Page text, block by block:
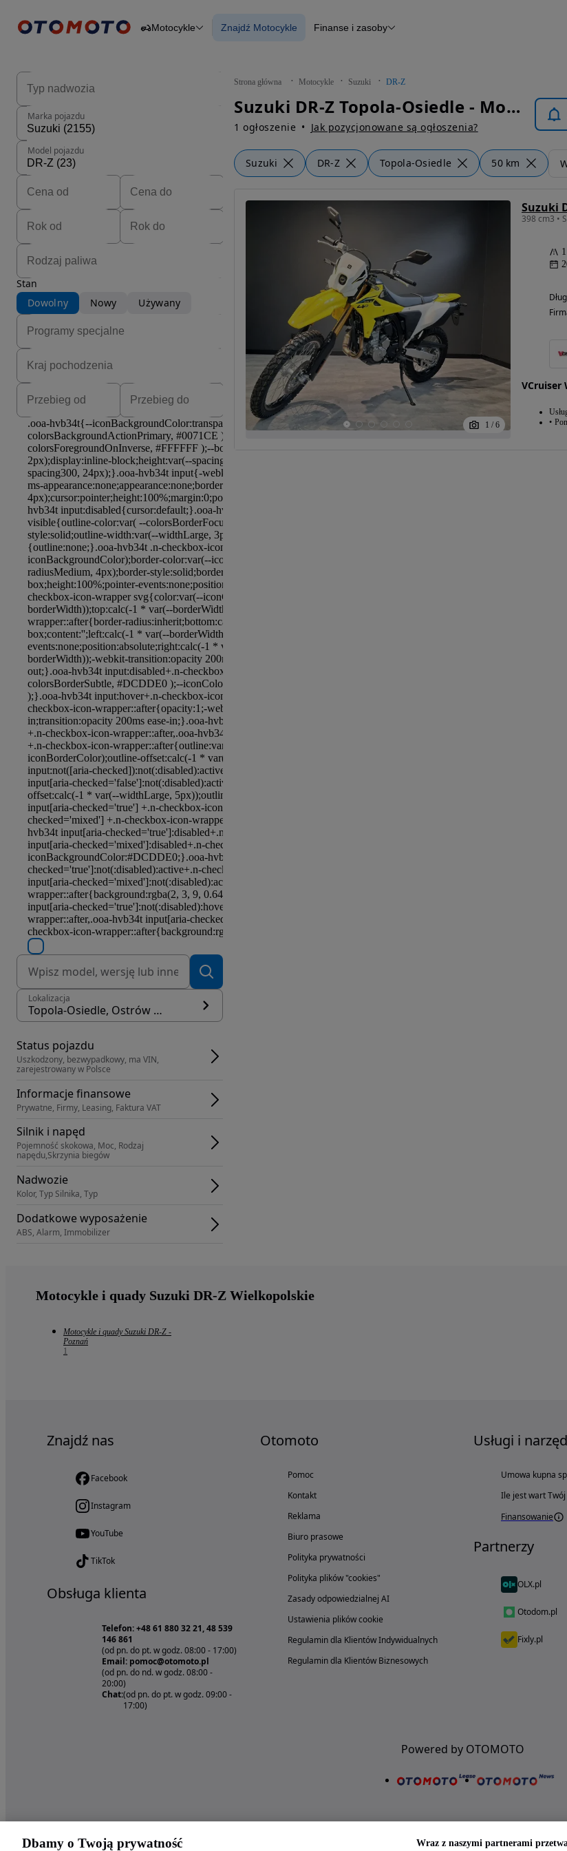
Osobowe
Motocykle Znajdź Motocykle Finanse i zasoby
Strona główna Motocykle Suzuki DR-Z
Suzuki DR-Z Topola-Osiedle - Motocykle
1 ogłoszenie Jak pozycjonowane są ogłoszenia?
Suzuki DR-Z Topola-Osiedle 50 km
Marka pojazdu
Model pojazdu
Stan
Dowolny
Nowy Używany
Lokalizacja
Topola-Osiedle, Ostrów Wielkopolski
Status pojazdu
Uszkodzony, bezwypadkowy, ma VIN,
zarejestrowany w Polsce
Informacje finansowe
Prywatne, Firmy, Leasing, Faktura VAT
Silnik i napęd
Pojemność skokowa, Moc, Rodzaj
napędu,Skrzynia biegów
Nadwozie
Kolor, Typ Silnika, Typ
Dodatkowe wyposażenie
ABS, Alarm, Immobilizer
1 / 6
Suzuki
398 cm3 •
VCruiser
Motocykle i quady Suzuki DR-Z Wielkopolskie
Motocykle i quady Suzuki DR-Z -
Poznań
1
Znajdź nas
Facebook
Instagram
YouTube
TikTok
Obsługa klienta
Telefon: +48 61 880 32 21, 48 539
146 861
(od pn. do pt. w godz. 08:00 - 17:00)
Email: pomoc@otomoto.pl
(od pn. do nd. w godz. 08:00 -
20:00)
Chat:(od pn. do pt. w godz. 09:00 -
17:00)
Otomoto
Pomoc
Kontakt
Reklama
Biuro prasowe
Polityka prywatności
Polityka plików "cookies"
Zasady odpowiedzialnej AI
Ustawienia plików cookie
Regulamin dla Klientów Indywidualnych
Regulamin dla Klientów Biznesowych
Usługi i
Umowa kupna
Ile jest wart
Finansowanie
Partnerzy
OLX.pl
Otodom.pl
Fixly.pl
Powered by OTOMOTO
Dbamy o Twoją prywatność Wraz z naszymi partnerami